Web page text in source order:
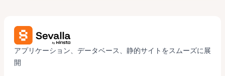
アプリケーション、データベース、静的サイトをスムーズに展
開